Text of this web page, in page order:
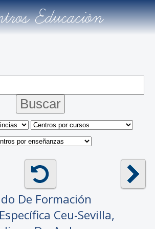
Educación
De Formación
Ceu-Sevilla,